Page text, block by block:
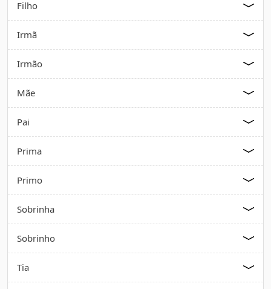
Filho
Irmã
Irmão
Mãe
Pai
Prima
Primo
Sobrinha
Sobrinho
Tia